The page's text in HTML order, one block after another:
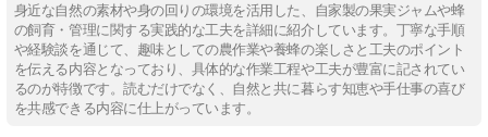
身近な自然の素材や身の回りの環境を活用した、自家製の果実ジャムや蜂
の飼育・管理に関する実践的な工夫を詳細に紹介しています。丁寧な手順
や経験談を通じて、趣味としての農作業や養蜂の楽しさと工夫のポイント
を伝える内容となっており、具体的な作業工程や工夫が豊富に記されてい
るのが特徴です。読むだけでなく、自然と共に暮らす知恵や手仕事の喜び
を共感できる内容に仕上がっています。